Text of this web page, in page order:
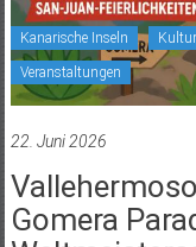
Kanarische Inseln Kultur
Veranstaltungen
22. Juni 2026
Gomera